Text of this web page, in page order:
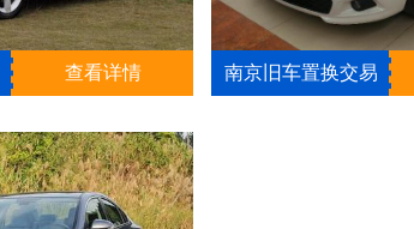
查看详情 南京旧车置换交易